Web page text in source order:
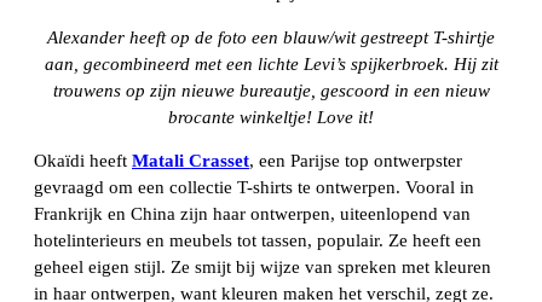
Alexander heeft op de foto een blauw/wit gestreept T-shirtje
aan, gecombineerd met een lichte Levi’s spijkerbroek. Hij zit
trouwens op zijn nieuwe bureautje, gescoord in een nieuw
brocante winkeltje! Love it!
Okaïdi heeft Matali Crasset, een Parijse top ontwerpster
gevraagd om een collectie T-shirts te ontwerpen. Vooral in
Frankrijk en China zijn haar ontwerpen, uiteenlopend van
hotelinterieurs en meubels tot tassen, populair. Ze heeft een
geheel eigen stijl. Ze smijt bij wijze van spreken met kleuren
in haar ontwerpen, want kleuren maken het verschil, zegt ze.